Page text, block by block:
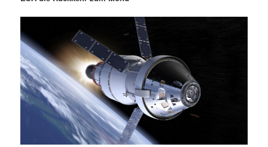
r
e
n
d
ä
r
n
a
v
i
g
a
t
i
o